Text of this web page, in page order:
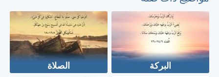
البركة الصلاة